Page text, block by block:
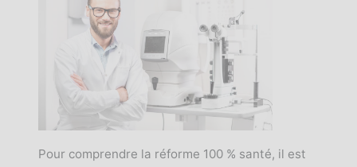
Pour comprendre la réforme 100 % santé, il est